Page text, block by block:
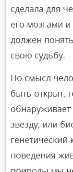
сделала для
его мозгами
должен
свою судьбу.
Но смысл
быть открыт,
звезду, или
поведения